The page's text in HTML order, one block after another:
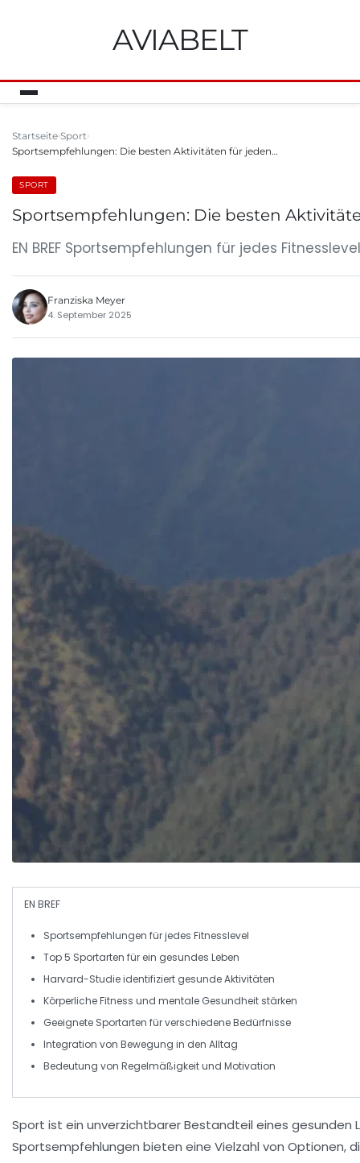
AVIABELT
Startseite Sport
Sportsempfehlungen: Die besten Aktivitäten für jeden…
SPORT
Sportsempfehlungen: Die besten
EN BREF Sportsempfehlungen für jedes
Franziska Meyer
4. September 2025
EN BREF
Sportsempfehlungen für jedes Fitnesslevel
Top 5 Sportarten für ein gesundes Leben
Harvard-Studieidentifiziert gesunde Aktivitäten
Körperliche Fitness und mentale Gesundheit stärken
Geeignete Sportarten für verschiedene Bedürfnisse
Integration von Bewegung in den Alltag
Bedeutung von Regelmäßigkeitund Motivation
Sport ist ein unverzichtbarer Bestandteil eines gesunden
Sportsempfehlungen bieten eine Vielzahl von Optionen,